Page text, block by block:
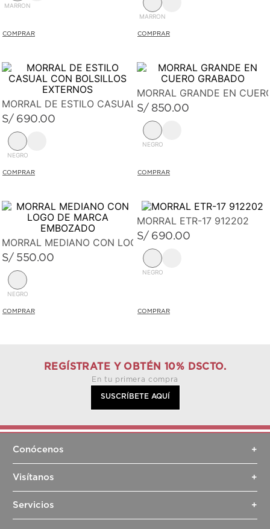
MARRON
MARRON
MORRAL DE ESTILO CASUAL CON BOLSILLOS EXTERNOS
S/ 690.00
NEGRO
MORRAL GRANDE EN
S/ 850.00
NEGRO
MORRAL MEDIANO CON LOGO DE MARCA EMBOZADO
S/ 550.00
NEGRO
MORRAL ETR-17 912202
S/ 690.00
NEGRO
REGÍSTRATE Y OBTÉN 10% DSCTO.
En tu primera compra
SUSCRÍBETE AQUÍ
Conócenos +
Sobre nosotros
Sostenibilidad
Contacto
Blog
Visítanos +
Tiendas
Servicios +
Dr. Leather